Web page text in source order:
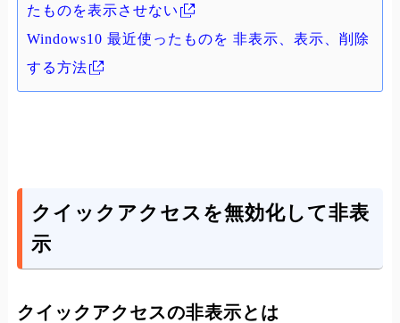
たものを表示させない
Windows10 最近使ったものを 非表示、表示、削除
する方法
クイックアクセスを無効化して非表
示
クイックアクセスの非表示とは